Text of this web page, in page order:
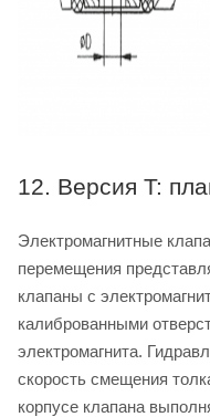
12. Версия T:
Электромагнитные
перемещения
клапаны с
калиброванными
электромагнита.
скорость смещения
корпусе клапана